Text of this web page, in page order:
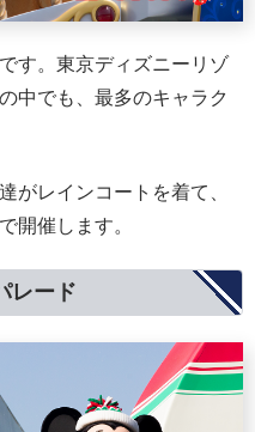
す。東京ディズニーリゾ
中でも、最多のキャラク
がレインコートを着て、
開催します。
レード